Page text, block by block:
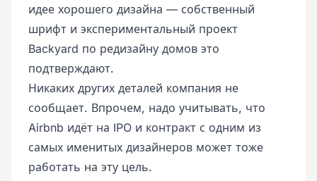
идее хорошего дизайна — собственный
шрифт и экспериментальный проект
Backyard по редизайну домов это
подтверждают.
Никаких других деталей компания не
сообщает. Впрочем, надо учитывать, что
Airbnb идёт на IPO и контракт с одним из
самых именитых дизайнеров может тоже
работать на эту цель.